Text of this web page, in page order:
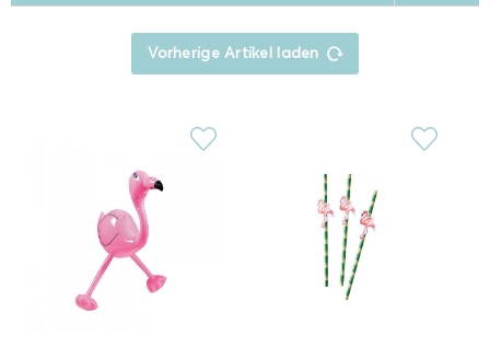
Vorherige Artikel laden